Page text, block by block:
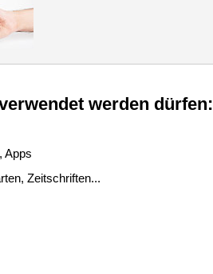
werden dürfen:
Apps
Zeitschriften...